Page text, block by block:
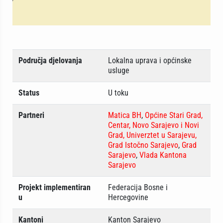
Područja djelovanja
Lokalna uprava i općinske
usluge
Status U toku
Partneri Matica BH, Općine Stari Grad,
Centar, Novo Sarajevo i Novi
Grad, Univerztet u Sarajevu,
Grad Istočno Sarajevo, Grad
Sarajevo, Vlada Kantona
Sarajevo
Projekt implementiran
u
Federacija Bosne i
Hercegovine
Kantoni Kanton Sarajevo